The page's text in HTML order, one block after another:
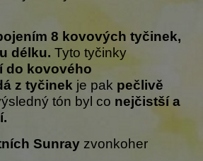
8 kovových tyčinek,
délku.Tyto tyčinky
do kovového
z tyčinek je pak pečlivě
tón byl co nejčistší a
Sunray zvonkoher